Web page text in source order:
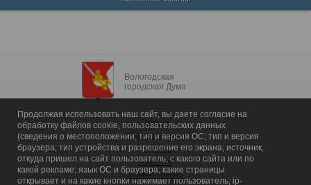
Вологодская
городская Дума
Главная
Общие сведения
Депутаты
Комитеты
График приема
Продолжая использовать наш сайт, вы даете согласие на
обработку файлов cookie, пользовательских данных
(сведения о местоположении; тип и версия ОС; тип и версия
браузера; тип устройства и разрешение его экрана; источник,
откуда пришел на сайт пользователь; с какого сайта или по
какой рекламе; язык ОС и браузера; какие страницы
открывает и на какие кнопки нажимает пользователь; ip-